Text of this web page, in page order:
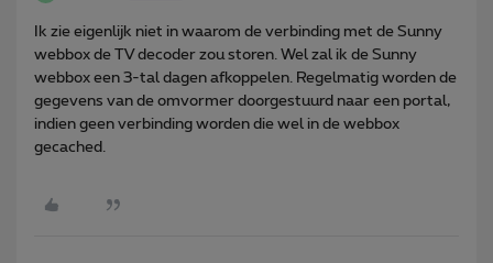
Ik zie eigenlijk niet in waarom de verbinding met de Sunny
webbox de TV decoder zou storen. Wel zal ik de Sunny
webbox een 3-tal dagen afkoppelen. Regelmatig worden de
gegevens van de omvormer doorgestuurd naar een portal,
indien geen verbinding worden die wel in de webbox
gecached.